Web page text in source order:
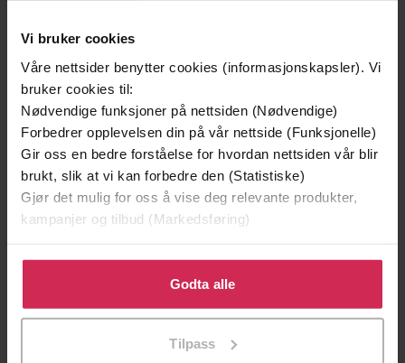
Vi bruker cookies
Våre nettsider benytter cookies (informasjonskapsler). Vi
bruker cookies til:
Nødvendige funksjoner på nettsiden (Nødvendige)
Forbedrer opplevelsen din på vår nettside (Funksjonelle)
Gir oss en bedre forståelse for hvordan nettsiden vår blir
brukt, slik at vi kan forbedre den (Statistiske)
Gjør det mulig for oss å vise deg relevante produkter,
kampanjer og tilbud (Markedsføring)
Klikk på «Godta alle» for å gi oss ditt samtykke til å
bruke cookies for alle disse formålene. Du kan også
tilpasse ditt samtykke til spesifikke formål ved å klikke
Godta alle
Tilpass
Undertittel and the D'Oyly Carte family
Forfattere Olivia Williams(forfatter), Sophie
Roberts(innleser)
Forlag Headline
Utgitt 03.09.2020
Lengde 9:34